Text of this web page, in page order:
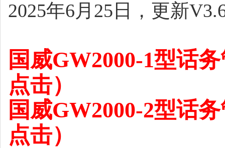
2025年6月25日，更新
国威GW2000-1型话
点击）
国威GW2000-2型话
点击）